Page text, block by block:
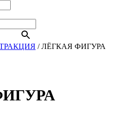
/ЛЁГКАЯ ФИГУРА